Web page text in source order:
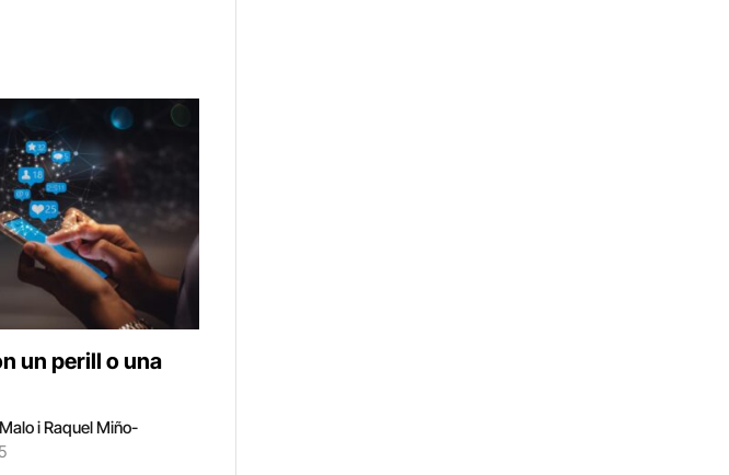
un perill o una
i Raquel Miño-